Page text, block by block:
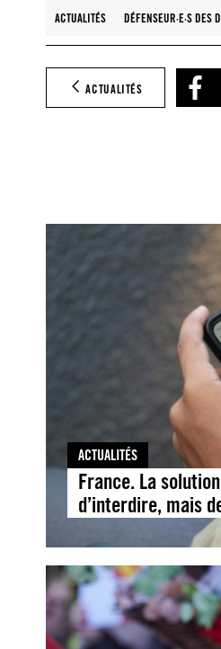
ACTUALITÉS DÉFENSEUR·E·S DES
ACTUALITÉS
ACTUALITÉS
France. La
d’interdire, mais